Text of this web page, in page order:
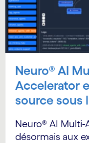
Neuro® AI
Accelerator
source sous
Neuro® AI
désormais aux